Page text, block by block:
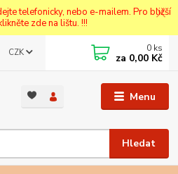
telefonicky, nebo e-mailem. Pro bližší
zde na lištu. !!!
Menu
CZK
Hledat
0 ks
za 0,00 Kč